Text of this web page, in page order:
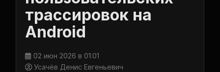
трассировок на
Android
02 июн 2026 в 01:01
Усачёв Денис Евгеньевич